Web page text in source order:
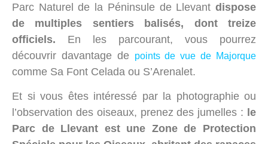
Parc Naturel de la Péninsule de Llevant dispose
de multiples sentiers balisés, dont treize
officiels. En les parcourant, vous pourrez
découvrir davantage de points de vue de Majorque
comme Sa Font Celada ou S’Arenalet.
Et si vous êtes intéressé par la photographie ou
l’observation des oiseaux, prenez des jumelles : le
Parc de Llevant est une Zone de Protection